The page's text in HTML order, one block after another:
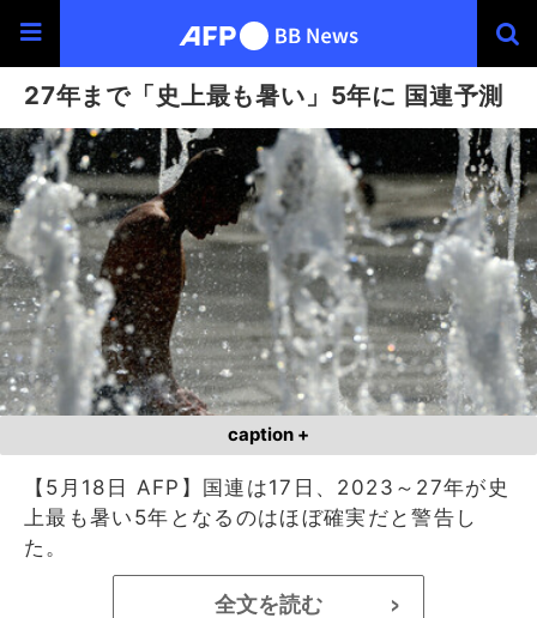
27年まで「史上最も暑い」5年に 国連予測
caption +
【5月18日 AFP】国連は17日、2023～27年が史
上最も暑い5年となるのはほぼ確実だと警告し
た。
全文を読む >